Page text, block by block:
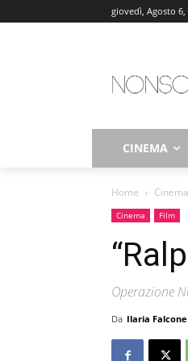
giovedì, Agosto 6,
CINEMA
Home Cinema
Cinema Film
Operazione
Da Ilaria Falcone